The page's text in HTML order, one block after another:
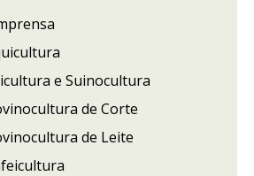
e Suinocultura
de Corte
de Leite